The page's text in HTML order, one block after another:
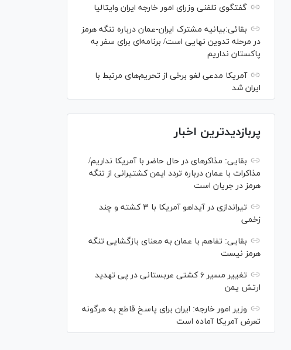
گفتگوی تلفنی وزرای امور خارجه ایران وایتالیا
بقائی:بیانیه مشترک ایران-عمان درباره تنگه هرمز
در مرحله تدوین نهایی است/ برنامه‌ای برای سفر به
پاکستان نداریم
آمریکا مدعی لغو برخی از تحریم‌های مرتبط با
ایران شد
پربازدیدترین اخبار
بقایی: مذاکره‎ای در حال حاضر با آمریکا نداریم/
مذاکرات با عمان درباره تردد ایمن کشتیرانی از تنگه
هرمز در جریان است
تیراندازی در آیداهو آمریکا با ۳ کشته و چند
زخمی
بقایی: تفاهم با عمان به معنای بازگشایی تنگه
هرمز نیست
تغییر مسیر ۶ کشتی عربستانی در پی تهدید
ارتش یمن
وزیر امور خارجه: ایران برای پاسخ قاطع به هرگونه
تعرض آمریکا آماده است